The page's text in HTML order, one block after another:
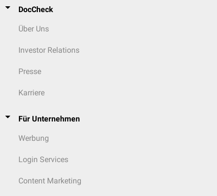
DocCheck
Über Uns
Investor Relations
Presse
Karriere
Für Unternehmen
Werbung
Login Services
Content Marketing